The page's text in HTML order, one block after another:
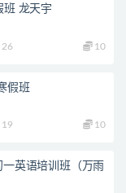
班 龙天宇
26 10
假班
19 10
一英语培训班（万雨